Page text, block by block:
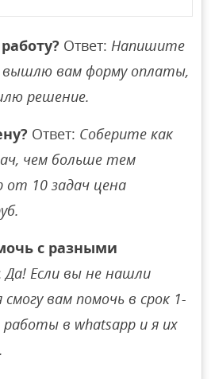
Ответ:Напишите
вышлю вам форму оплаты,
решение.
Ответ: Соберите как
чем больше тем
от 10 задач цена
с разными
Да! Если вы не нашли
вам помочь в срок 1-
в whatsapp и я их